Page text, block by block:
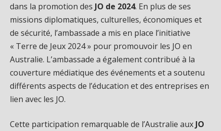
dans la promotion des JO de 2024. En plus de ses
missions diplomatiques, culturelles, économiques et
de sécurité, l’ambassade a mis en place l’initiative
« Terre de Jeux 2024 » pour promouvoir les JO en
Australie. L’ambassade a également contribué à la
couverture médiatique des événements et a soutenu
différents aspects de l’éducation et des entreprises en
lien avec les JO.
Cette participation remarquable de l’Australie aux JO